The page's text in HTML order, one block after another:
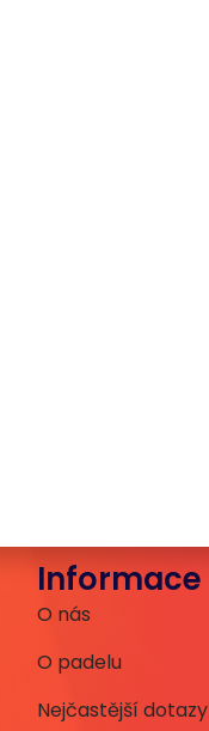
Informace
O nás
O padelu
Nejčastější dotazy